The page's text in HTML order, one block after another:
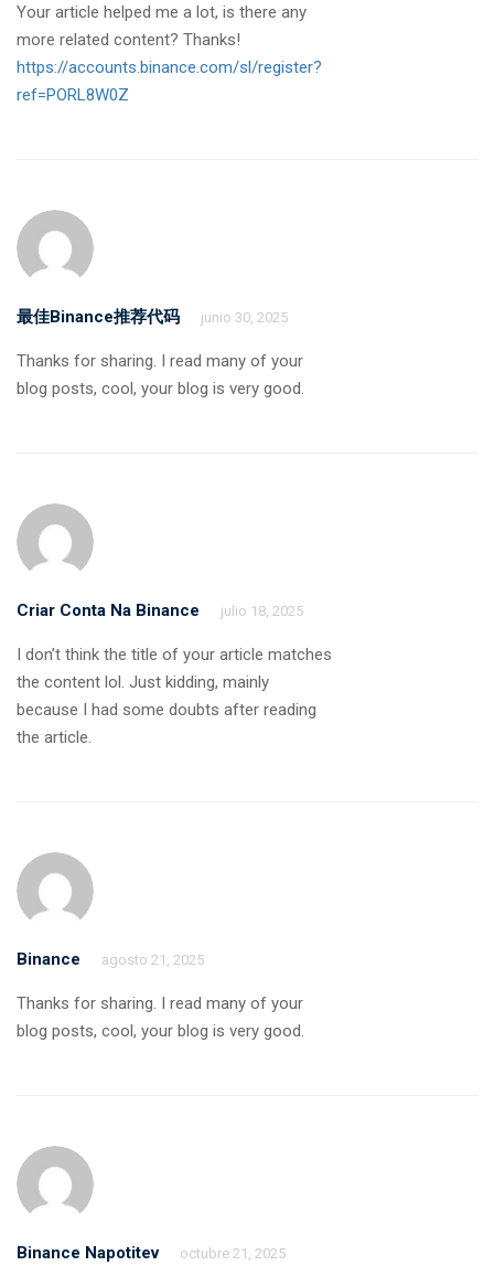
Your article helped me a lot, is there any
more related content? Thanks!
https://accounts.binance.com/sl/register?
ref=PORL8W0Z
最佳Binance推荐代码 junio 30, 2025
Thanks for sharing. I read many of your
blog posts, cool, your blog is very good.
Criar Conta Na Binance julio 18, 2025
I don’t think the title of your article matches
the content lol. Just kidding, mainly
because I had some doubts after reading
the article.
Binance agosto 21, 2025
Thanks for sharing. I read many of your
blog posts, cool, your blog is very good.
Binance Napotitev octubre 21, 2025